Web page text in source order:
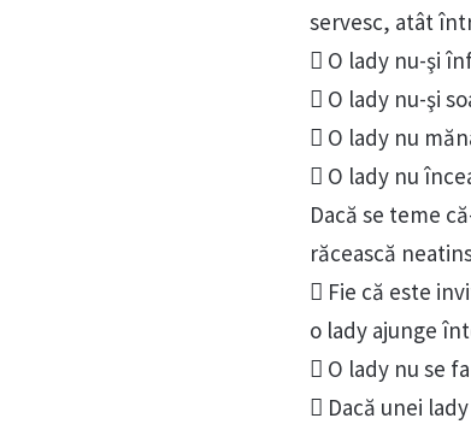
servesc, atât
 O lady nu-şi
 O lady nu-şi
 O lady nu
 O lady nu
Dacă se teme
răcească
 Fie că este
o lady ajunge
 O lady nu se
 Dacă unei